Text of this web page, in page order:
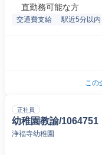
直勤務可能な方
交通費支給 駅近5分以内
この
正社員
幼稚園教諭/1064751
浄福寺幼稚園